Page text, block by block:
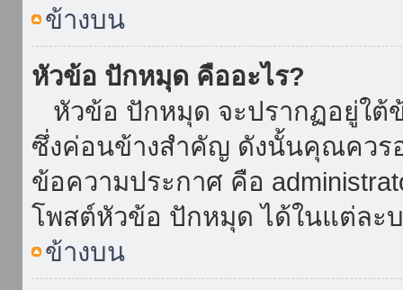
ข้างบน
หัวข้อ ปักหมุด คืออะไร?
หัวข้อ ปักหมุด จะปรากฏอยู่ใต้
ซึ่งค่อนข้างสำคัญ ดังนั้นคุณควร
ข้อความประกาศ คือ
โพสต์หัวข้อ ปักหมุด ได้ในแต่ละ
ข้างบน